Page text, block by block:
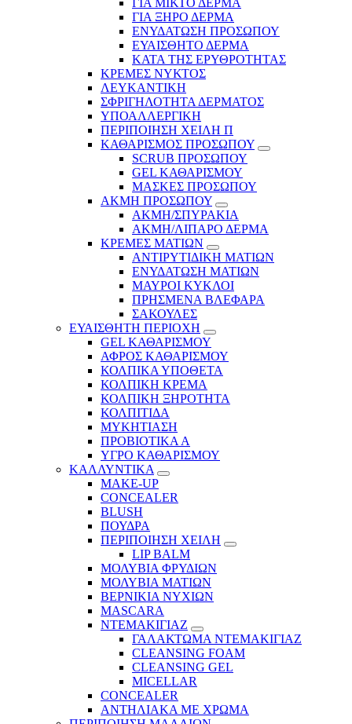
ΓΙΑ ΞΗΡΟ ΔΕΡΜΑ
ΕΝΥΔΑΤΩΣΗ ΠΡΟΣΩΠΟΥ
ΕΥΑΙΣΘΗΤΟ ΔΕΡΜΑ
ΚΑΤΑ ΤΗΣ ΕΡΥΘΡΟΤΗΤΑΣ
ΚΡΕΜΕΣ ΝΥΚΤΟΣ
ΛΕΥΚΑΝΤΙΚΗ
ΣΦΡΙΓΗΛΟΤΗΤΑ ΔΕΡΜΑΤΟΣ
ΥΠΟΑΛΛΕΡΓΙΚΗ
ΠΕΡΙΠΟΙΗΣΗ ΧΕΙΛΗ Π
ΚΑΘΑΡΙΣΜΟΣ ΠΡΟΣΩΠΟΥ
SCRUB ΠΡΟΣΩΠΟΥ
GEL ΚΑΘΑΡΙΣΜΟΥ
ΜΑΣΚΕΣ ΠΡΟΣΩΠΟΥ
ΑΚΜΗ ΠΡΟΣΩΠΟΥ
ΑΚΜΗ/ΣΠΥΡΑΚΙΑ
ΑΚΜΗ/ΛΙΠΑΡΟ ΔΕΡΜΑ
ΚΡΕΜΕΣ ΜΑΤΙΩΝ
ΑΝΤΙΡΥΤΙΔΙΚΗ ΜΑΤΙΩΝ
ΕΝΥΔΑΤΩΣΗ ΜΑΤΙΩΝ
ΜΑΥΡΟΙ ΚΥΚΛΟΙ
ΠΡΗΣΜΕΝΑ ΒΛΕΦΑΡΑ
ΣΑΚΟΥΛΕΣ
ΕΥΑΙΣΘΗΤΗ ΠΕΡΙΟΧΗ
GEL ΚΑΘΑΡΙΣΜΟΥ
ΑΦΡΟΣ ΚΑΘΑΡΙΣΜΟΥ
ΚΟΛΠΙΚΑ ΥΠΟΘΕΤΑ
ΚΟΛΠΙΚΗ ΚΡΕΜΑ
ΚΟΛΠΙΚΗ ΞΗΡΟΤΗΤΑ
ΚΟΛΠΙΤΙΔΑ
ΜΥΚΗΤΙΑΣΗ
ΠΡΟΒΙΟΤΙΚΑ Α
ΥΓΡΟ ΚΑΘΑΡΙΣΜΟΥ
ΚΑΛΛΥΝΤΙΚΑ
MAKE-UP
CONCEALER
BLUSH
ΠΟΥΔΡΑ
ΠΕΡΙΠΟΙΗΣΗ ΧΕΙΛΗ
LIP BALM
ΜΟΛΥΒΙΑ ΦΡΥΔΙΩΝ
ΜΟΛΥΒΙΑ ΜΑΤΙΩΝ
ΒΕΡΝΙΚΙΑ ΝΥΧΙΩΝ
MASCARA
ΝΤΕΜΑΚΙΓΙΑΖ
ΓΑΛΑΚΤΩΜΑ ΝΤΕΜΑΚΙΓΙΑΖ
CLEANSING FOAM
CLEANSING GEL
MICELLAR
CONCEALER
ΑΝΤΗΛΙΑΚΑ ΜΕ ΧΡΩΜΑ